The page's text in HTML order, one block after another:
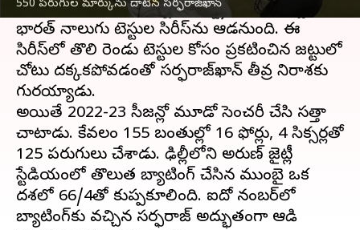
550 పరుగుల మార్కును దాటిన సర్ఫరాజ్‌ఖాన్
ట్రోఫీలో అదరగొడుతున్నాడు. ఆస్ట్రేలియాతో త్వరలో
భారత్ నాలుగు టెస్టుల సిరీస్‌ను ఆడనుంది. ఈ
సిరీస్‌లో తొలి రెండు టెస్టుల కోసం ప్రకటించిన జట్టులో
చోటు దక్కకపోవడంతో సర్ఫరాజ్‌ఖాన్ తీవ్ర నిరాశకు
గురయ్యాడు.
అయితే 2022-23 సీజన్లో మూడో సెంచరీ చేసి సత్తా
చాటాడు. కేవలం 155 బంతుల్లో 16 ఫోర్లు, 4 సిక్సర్లతో
125 పరుగులు చేశాడు. ఢిల్లీలోని అరుణ్ జైట్లీ
స్టేడియంలో తొలుత బ్యాటింగ్ చేసిన ముంబై ఒక
దశలో 66/4తో కుప్పకూలింది. ఐదో నంబర్‌లో
బ్యాటింగ్‌కు వచ్చిన సర్ఫరాజ్ అద్భుతంగా ఆడి